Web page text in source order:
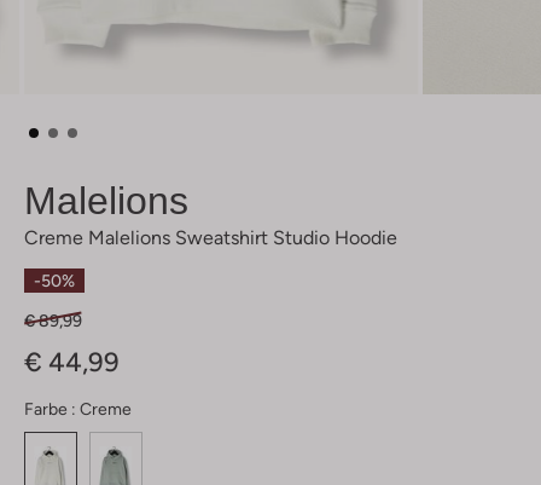
Malelions
Creme Malelions Sweatshirt Studio Hoodie
-50%
€ 89,99
€ 44,99
Farbe : Creme